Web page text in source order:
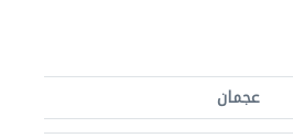
عجمان